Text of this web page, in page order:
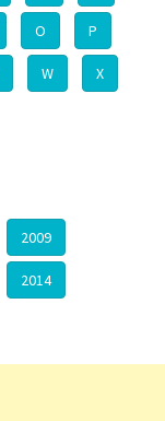
O P
W X
2009
2014